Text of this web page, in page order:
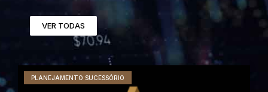
VER TODAS
PLANEJAMENTO SUCESSÓRIO